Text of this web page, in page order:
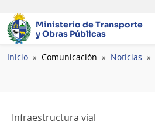
Ministerio de Transporte
y Obras Públicas
Ruta
Inicio Comunicación Noticias
Infraestructura vial